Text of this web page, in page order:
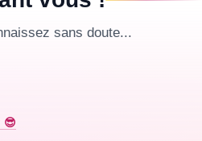
sans doute...
😎